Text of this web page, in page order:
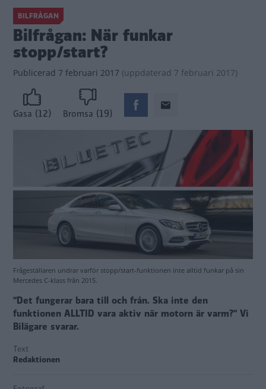
BILFRÅGAN
Bilfrågan: När funkar
stopp/start?
Publicerad 7 februari 2017 (uppdaterad 7 februari 2017)
Gasa (12) Bromsa (19)
Frågeställaren undrar varför stopp/start-funktionen inte alltid funkar på sin
Mercedes C-klass från 2015.
”Det fungerar bara till och från. Ska inte den
funktionen ALLTID vara aktiv när motorn är varm?” Vi
Bilägare svarar.
Text
Redaktionen